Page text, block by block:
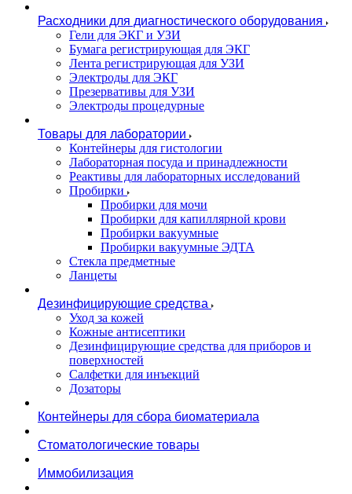
Расходники для диагностического оборудования
Гели для ЭКГ и УЗИ
Бумага регистрирующая для ЭКГ
Лента регистрирующая для УЗИ
Электроды для ЭКГ
Презервативы для УЗИ
Электроды процедурные
Товары для лаборатории
Контейнеры для гистологии
Лабораторная посуда и принадлежности
Реактивы для лабораторных исследований
Пробирки
Пробирки для мочи
Пробирки для капиллярной крови
Пробирки вакуумные
Пробирки вакуумные ЭДТА
Стекла предметные
Ланцеты
Дезинфицирующие средства
Уход за кожей
Кожные антисептики
Дезинфицирующие средства для приборов и
поверхностей
Салфетки для инъекций
Дозаторы
Контейнеры для сбора биоматериала
Стоматологические товары
Иммобилизация